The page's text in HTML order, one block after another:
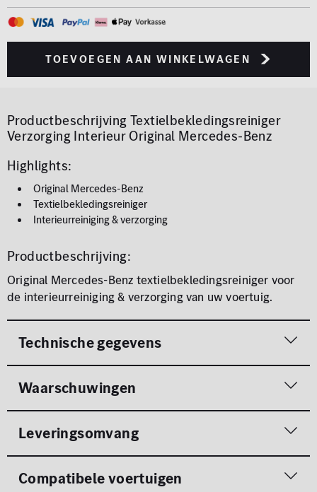
toevoegen aan winkelwagen
ProductbeschrijvingTextielbekledingsreiniger
Verzorging Interieur Original Mercedes-Benz
Highlights:
Original Mercedes-Benz
Textielbekledingsreiniger
Interieurreiniging & verzorging
Productbeschrijving:
Original Mercedes-Benz textielbekledingsreiniger voor
de interieurreiniging & verzorging van uw voertuig.
Technische gegevens
Waarschuwingen
Leveringsomvang
Compatibele voertuigen